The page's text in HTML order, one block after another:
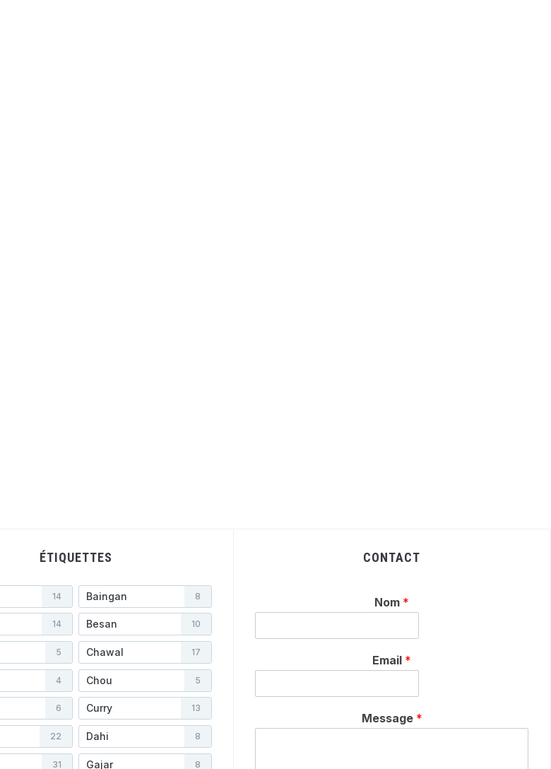
ÉTIQUETTES
14 Baingan 8
14 Besan 10
5 Chawal 17
4 Chou 5
6 Curry 13
22 Dahi 8
31 Gajar 8
CONTACT
Nom *
Email *
Message *